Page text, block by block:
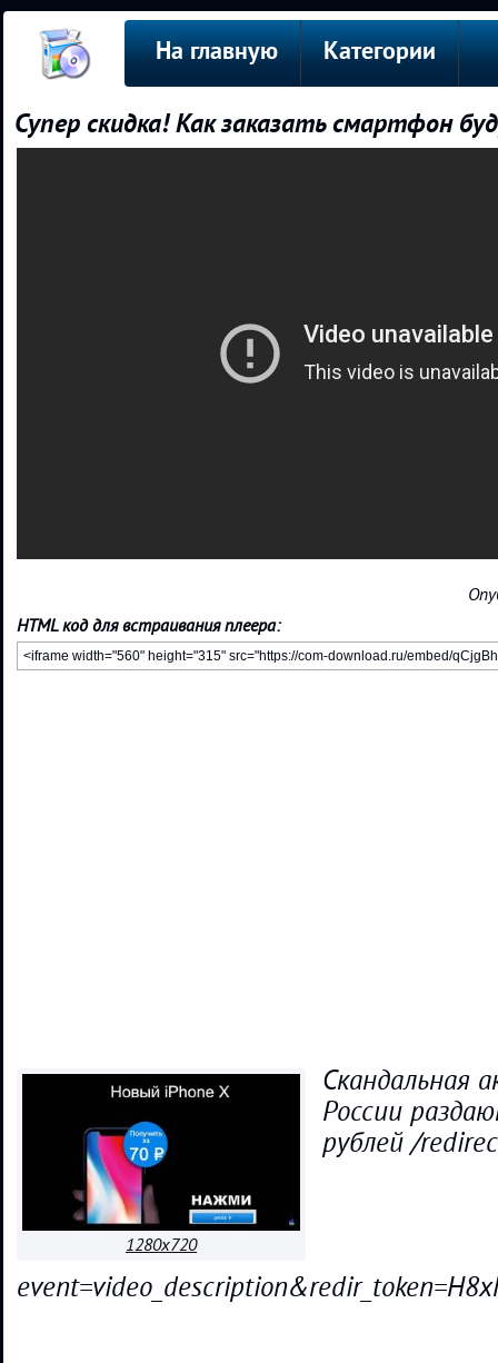
На главную Категории
Супер скидка! Как заказать смартфон
HTML код для встраивания плеера:
1280x720
Скандальная
России
рублей /